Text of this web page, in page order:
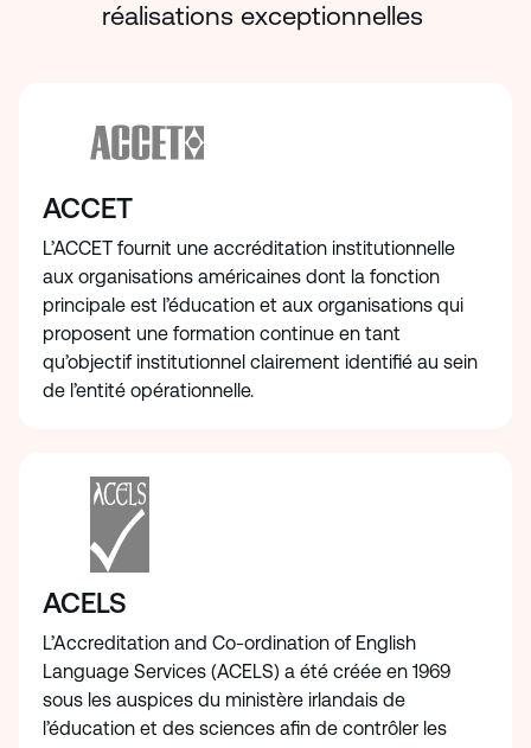
réalisations exceptionnelles
ACCET
L’ACCET fournit une accréditation institutionnelle
aux organisations américaines dont la fonction
principale est l’éducation et aux organisations qui
proposent une formation continue en tant
qu’objectif institutionnel clairement identifié au sein
de l’entité opérationnelle.
ACELS
L’Accreditation and Co-ordination of English
Language Services (ACELS) a été créée en 1969
sous les auspices du ministère irlandais de
l’éducation et des sciences afin de contrôler les